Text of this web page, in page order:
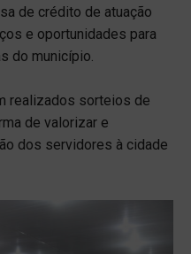
de crédito de atuação
e oportunidades para
do município.
realizados sorteios de
de valorizar e
dos servidores à cidade